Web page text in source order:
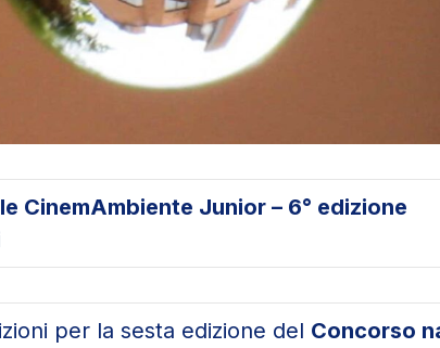
CinemAmbiente Junior – 6° edizione
per la sesta edizione del Concorso